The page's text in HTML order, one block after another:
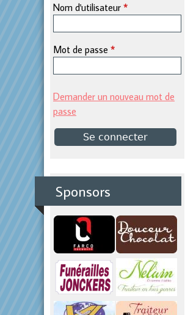
u
p
r
i
n
p
a
Nom d'utilisateur *
Mot de passe *
Demander un nouveau mot de
passe
Sponsors